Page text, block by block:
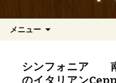
メニュー
シンフォニア
のイタリアン